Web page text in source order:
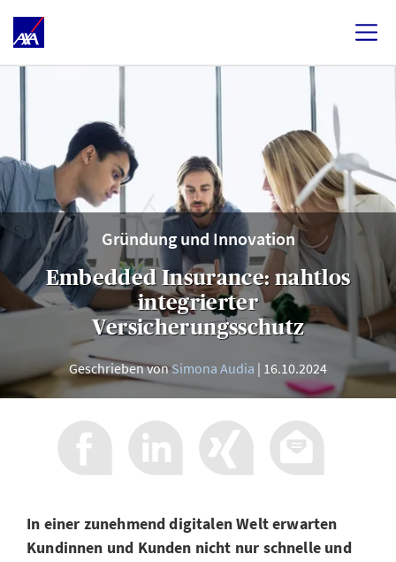
Gründung und Innovation
Embedded Insurance: nahtlos
integrierter
Versicherungsschutz
Geschrieben vonSimona Audia 16.10.2024
In einer zunehmend digitalen Welt erwarten
Kundinnen und Kunden nicht nur schnelle und